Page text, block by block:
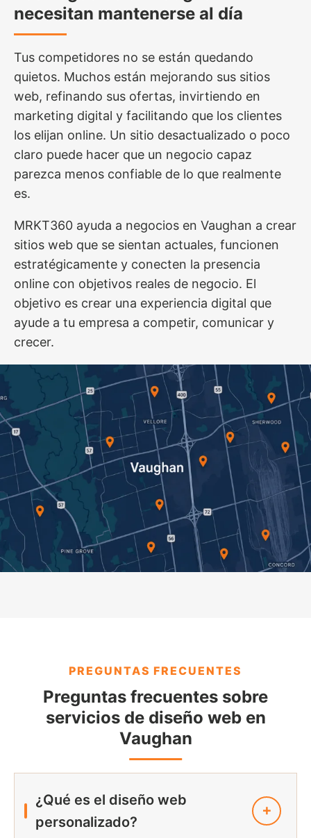
necesitan mantenerse al día
Tus competidores no se están quedando
quietos. Muchos están mejorando sus sitios
web, refinando sus ofertas, invirtiendo en
marketing digital y facilitando que los clientes
los elijan online. Un sitio desactualizado o poco
claro puede hacer que un negocio capaz
parezca menos confiable de lo que realmente
es.
MRKT360 ayuda a negocios en Vaughan a crear
sitios web que se sientan actuales, funcionen
estratégicamente y conecten la presencia
online con objetivos reales de negocio. El
objetivo es crear una experiencia digital que
ayude a tu empresa a competir, comunicar y
crecer.
PREGUNTAS FRECUENTES
Preguntas frecuentes sobre
servicios de diseño web en
Vaughan
¿Qué es el diseño web
personalizado?